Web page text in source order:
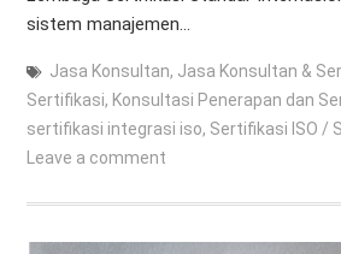
sistem manajemen…
Jasa Konsultan, Jasa Konsultan &
Sertifikasi, Konsultasi Penerapan dan
sertifikasi integrasi iso, Sertifikasi ISO /
Leave a comment